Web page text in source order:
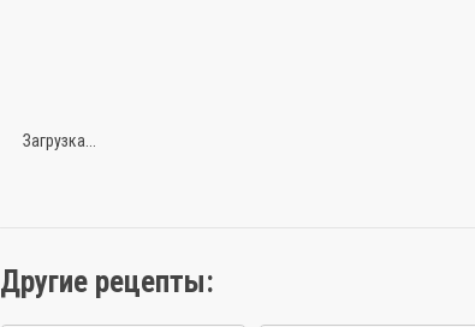
Загрузка...
Другие рецепты: